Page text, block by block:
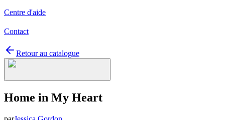
Centre d'aide
Contact
Retour au catalogue
Home in My Heart